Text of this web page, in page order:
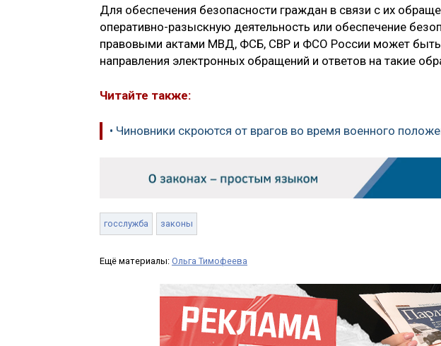
Для обеспечения безопасности граждан в связи с их
оперативно-разыскную деятельность или обеспечение
правовыми актами МВД, ФСБ, СВР и ФСО России может быть
направления электронных обращений и ответов на такие
Читайте также:
• Чиновники скроются от врагов во время военного
госслужба законы
Ещё материалы: Ольга Тимофеева